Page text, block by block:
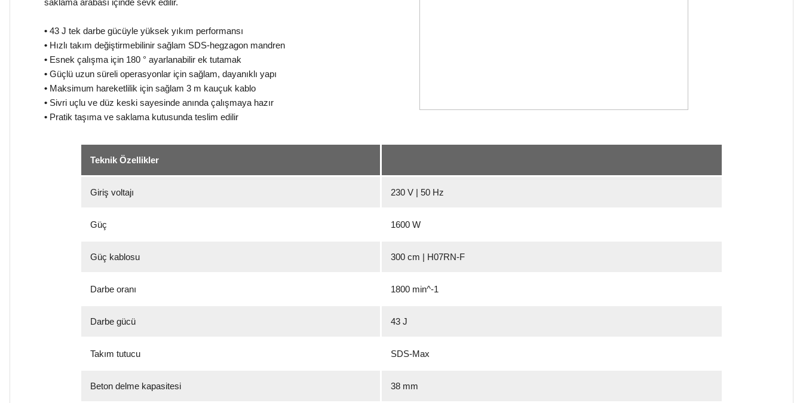
saklama arabası içinde sevk edilir.
• 43 J tek darbe gücüyle yüksek yıkım performansı
• Hızlı takım değiştirmebilinir sağlam SDS-hegzagon mandren
• Esnek çalışma için 180 ° ayarlanabilir ek tutamak
• Güçlü uzun süreli operasyonlar için sağlam, dayanıklı yapı
• Maksimum hareketlilik için sağlam 3 m kauçuk kablo
• Sivri uçlu ve düz keski sayesinde anında çalışmaya hazır
• Pratik taşıma ve saklama kutusunda teslim edilir
Teknik Özellikler
Giriş voltajı 230 V | 50 Hz
Güç 1600 W
Güç kablosu 300 cm | H07RN-F
Darbe oranı 1800 min^-1
Darbe gücü 43 J
Takım tutucu SDS-Max
Beton delme kapasitesi 38 mm